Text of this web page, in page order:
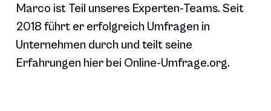
Marco ist Teil unseres Experten-Teams. Seit
2018 führt er erfolgreich Umfragen in
Unternehmen durch und teilt seine
Erfahrungen hier bei Online-Umfrage.org.